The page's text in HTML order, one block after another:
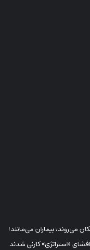
می‌روند، بیماران می‌مانند!
افشای «استراتژی» کارنی شدند